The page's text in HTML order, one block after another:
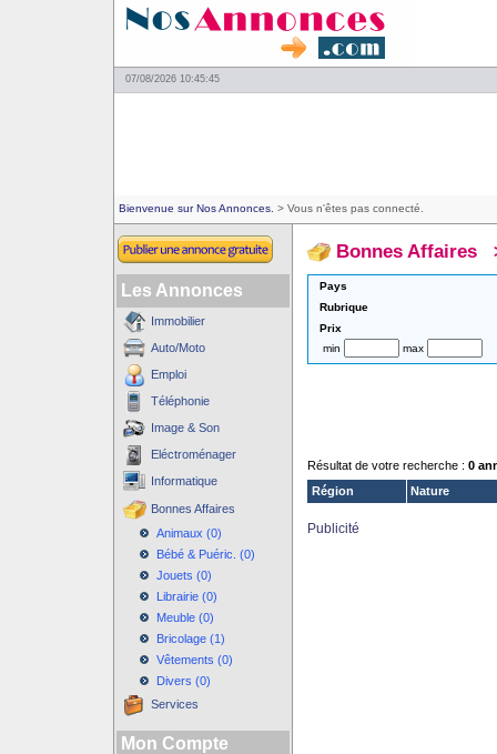
07/08/2026 10:45:45
Bienvenue sur Nos Annonces. > Vous n'êtes pas connecté.
Les Annonces
Immobilier
Auto/Moto
Emploi
Téléphonie
Image & Son
Eléctroménager
Informatique
Bonnes Affaires
Animaux (0)
Bébé & Puéric. (0)
Jouets (0)
Librairie (0)
Meuble (0)
Bricolage (1)
Vêtements (0)
Divers (0)
Services
Mon Compte
Bonnes Affaires
Pays
Rubrique
Prix
min
max
Résultat de votre recherche : 0
Région
Nature
Publicité